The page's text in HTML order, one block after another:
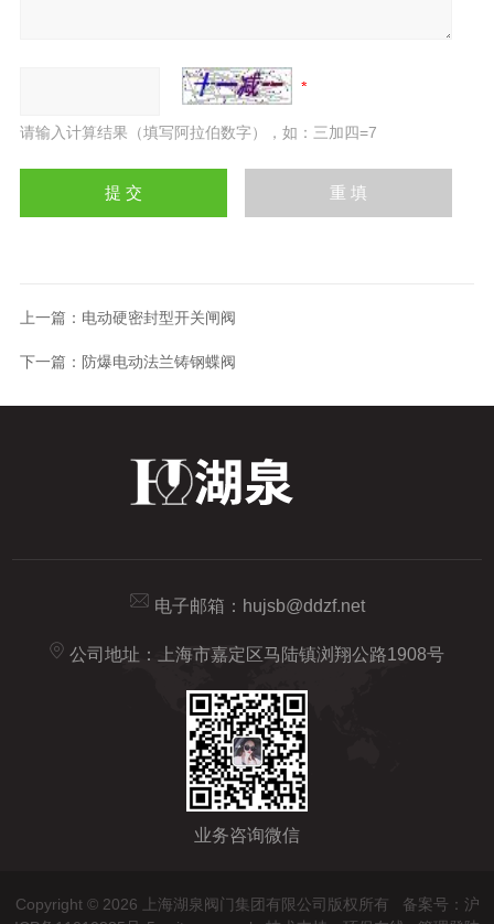
请输入计算结果（填写阿拉伯数字），如：三加四=7
上一篇： 电动硬密封型开关闸阀
下一篇： 防爆电动法兰铸钢蝶阀
电子邮箱： hujsb@ddzf.net
公司地址：上海市嘉定区马陆镇浏翔公路1908号
业务咨询微信
Copyright © 2026 上海湖泉阀门集团有限公司版权所有 备案号：沪